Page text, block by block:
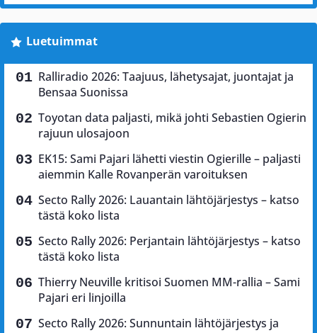
Luetuimmat
Ralliradio 2026: Taajuus, lähetysajat, juontajat ja
Bensaa Suonissa
Toyotan data paljasti, mikä johti Sebastien Ogierin
rajuun ulosajoon
EK15: Sami Pajari lähetti viestin Ogierille – paljasti
aiemmin Kalle Rovanperän varoituksen
Secto Rally 2026: Lauantain lähtöjärjestys – katso
tästä koko lista
Secto Rally 2026: Perjantain lähtöjärjestys – katso
tästä koko lista
Thierry Neuville kritisoi Suomen MM-rallia – Sami
Pajari eri linjoilla
Secto Rally 2026: Sunnuntain lähtöjärjestys ja